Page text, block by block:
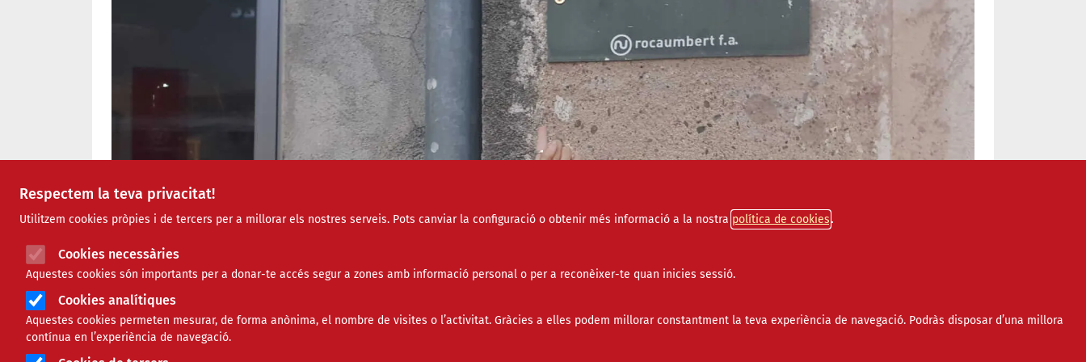
Respectem la teva privacitat!
Utilitzem cookies pròpies i de tercers per a millorar els nostres serveis. Pots canviar la configuració o obtenir més informació a la nostra política de cookies
Cookies necessàries
Aquestes cookies són importants per a donar-te accés segur a zones amb informació personal o per a reconèixer-te quan inicies sessió.
Cookies analítiques
Aquestes cookies permeten mesurar, de forma anònima, el nombre de visites o l’activitat. Gràcies a elles podem millorar constantment la teva experiència de navegació. Podràs disposar d’una millora
contínua en l’experiència de navegació.